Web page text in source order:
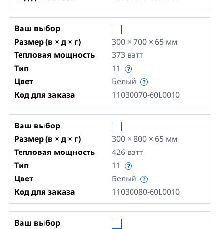
Ваш выбор
Размер (в × д × г)
300 × 700 × 65 мм
Тепловая мощность
373 ватт
Тип
11
Цвет
Белый
Код для заказа
11030070-60L0010
Ваш выбор
Размер (в × д × г)
300 × 800 × 65 мм
Тепловая мощность
426 ватт
Тип
11
Цвет
Белый
Код для заказа
11030080-60L0010
Ваш выбор